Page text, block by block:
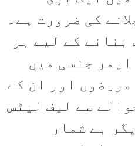
کی ضرورت ہے۔
بنانے کے لیے ہر
جنسی میں
اور ان کے
سے لیف لیٹس
بے شمار